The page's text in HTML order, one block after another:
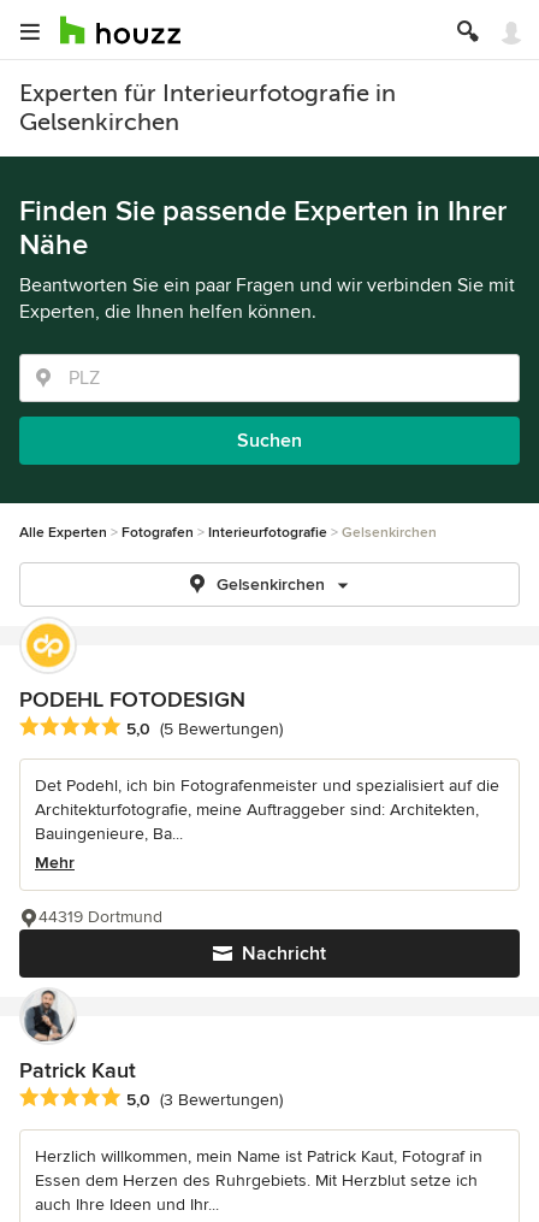
Experten für Interieurfotografie in
Gelsenkirchen
Finden Sie passende Experten in Ihrer
Nähe
Beantworten Sie ein paar Fragen und wir verbinden Sie mit
Experten, die Ihnen helfen können.
Suchen
Alle Experten Fotografen Interieurfotografie Gelsenkirchen
Gelsenkirchen
PODEHL FOTODESIGN
Durchschnittliche Bewertung: 5 von 5 Sternen
5,0 (5 Bewertungen)
Det Podehl, ich bin Fotografenmeister und spezialisiert auf die
Architekturfotografie, meine Auftraggeber sind: Architekten,
Bauingenieure, Ba...
Mehr
Nachricht
44319 Dortmund
Patrick Kaut
Durchschnittliche Bewertung: 5 von 5 Sternen
5,0 (3 Bewertungen)
Herzlich willkommen, mein Name ist Patrick Kaut, Fotograf in
Essen dem Herzen des Ruhrgebiets. Mit Herzblut setze ich
auch Ihre Ideen und Ihr...